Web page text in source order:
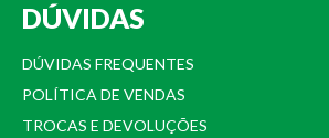
DÚVIDAS
DÚVIDAS FREQUENTES
POLÍTICA DE VENDAS
TROCAS E DEVOLUÇÕES